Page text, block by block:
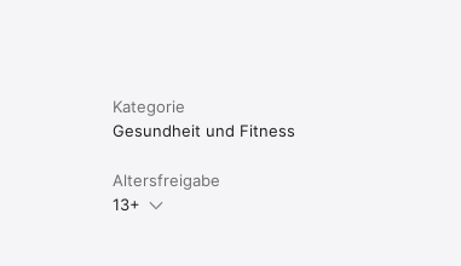
Kategorie
Gesundheit und Fitness
Altersfreigabe
13+